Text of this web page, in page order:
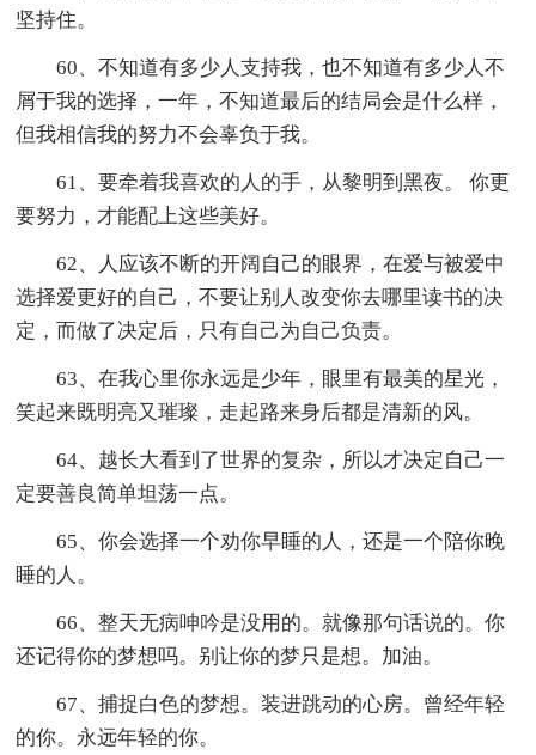
坚持住。
60、不知道有多少人支持我，也不知道有多少人不
屑于我的选择，一年，不知道最后的结局会是什么样，
但我相信我的努力不会辜负于我。
61、要牵着我喜欢的人的手，从黎明到黑夜。 你更
要努力，才能配上这些美好。
62、人应该不断的开阔自己的眼界，在爱与被爱中
选择爱更好的自己，不要让别人改变你去哪里读书的决
定，而做了决定后，只有自己为自己负责。
63、在我心里你永远是少年，眼里有最美的星光，
笑起来既明亮又璀璨，走起路来身后都是清新的风。
64、越长大看到了世界的复杂，所以才决定自己一
定要善良简单坦荡一点。
65、你会选择一个劝你早睡的人，还是一个陪你晚
睡的人。
66、整天无病呻吟是没用的。就像那句话说的。你
还记得你的梦想吗。别让你的梦只是想。加油。
67、捕捉白色的梦想。装进跳动的心房。曾经年轻
的你。永远年轻的你。